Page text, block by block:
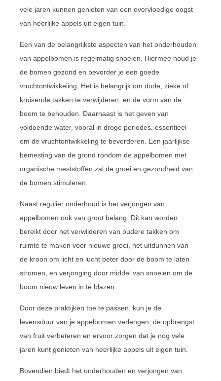
vele jaren kunnen genieten van een overvloedige oogst
van heerlijke appels uit eigen tuin.
Een van de belangrijkste aspecten van het onderhouden
van appelbomen is regelmatig snoeien. Hiermee houd je
de bomen gezond en bevorder je een goede
vruchtontwikkeling. Het is belangrijk om dode, zieke of
kruisende takken te verwijderen, en de vorm van de
boom te behouden. Daarnaast is het geven van
voldoende water, vooral in droge periodes, essentieel
om de vruchtontwikkeling te bevorderen. Een jaarlijkse
bemesting van de grond rondom de appelbomen met
organische meststoffen zal de groei en gezondheid van
de bomen stimuleren.
Naast regulier onderhoud is het verjongen van
appelbomen ook van groot belang. Dit kan worden
bereikt door het verwijderen van oudere takken om
ruimte te maken voor nieuwe groei, het uitdunnen van
de kroon om licht en lucht beter door de boom te laten
stromen, en verjonging door middel van snoeien om de
boom nieuw leven in te blazen.
Door deze praktijken toe te passen, kun je de
levensduur van je appelbomen verlengen, de opbrengst
van fruit verbeteren en ervoor zorgen dat je nog vele
jaren kunt genieten van heerlijke appels uit eigen tuin.
Bovendien biedt het onderhouden en verjongen van